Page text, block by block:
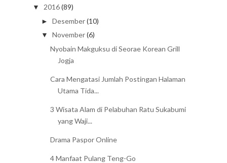
▼ 2016(89)
► Desember(10)
▼ November(6)
Nyobain Makguksu di Seorae Korean Grill
Jogja
Cara Mengatasi Jumlah Postingan Halaman
Utama Tida...
3 Wisata Alam di Pelabuhan Ratu Sukabumi
yang Waji...
Drama Paspor Online
4 Manfaat Pulang Teng-Go